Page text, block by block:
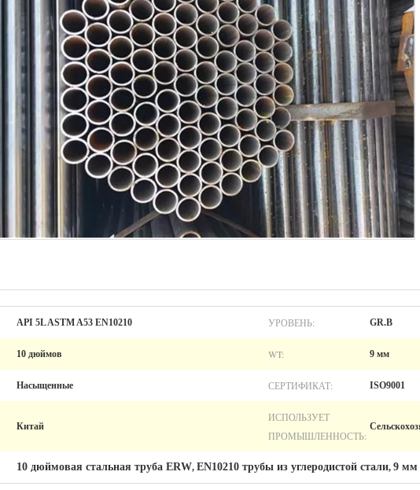
API 5L ASTM A53 EN10210 УРОВЕНЬ: GR.B
10 дюймов WT: 9 мм
Насыщенные СЕРТИФИКАТ: ISO9001
Китай
ИСПОЛЬЗУЕТ
ПРОМЫШЛЕННОСТЬ:
10 дюймовая стальная труба ERW, EN10210 трубы из углеродистой стали, 9 мм